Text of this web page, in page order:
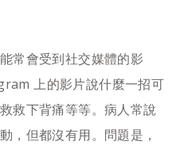
常會受到社交媒體的影
上的影片說什麼一招可
救下背痛等等。病人常說
，但都沒有用。問題是，